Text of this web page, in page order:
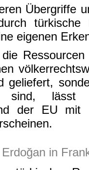
Übergriffe
türkische
eigenen
geliefert,
sind, lässt
der EU mit
Erdoğan in